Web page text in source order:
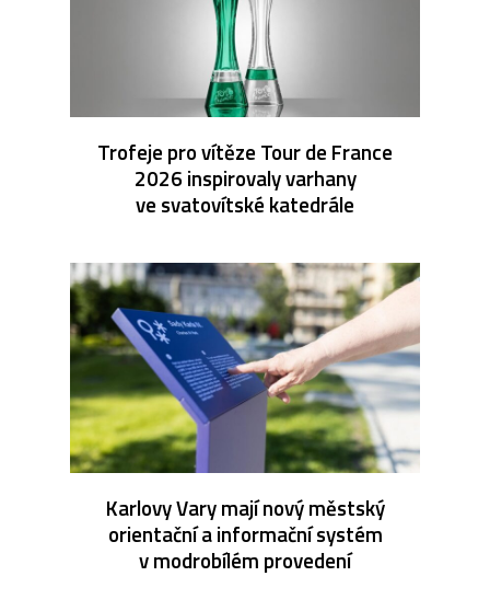
Trofeje pro vítěze Tour de France
2026 inspirovaly varhany
ve svatovítské katedrále
Karlovy Vary mají nový městský
orientační a informační systém
v modrobílém provedení